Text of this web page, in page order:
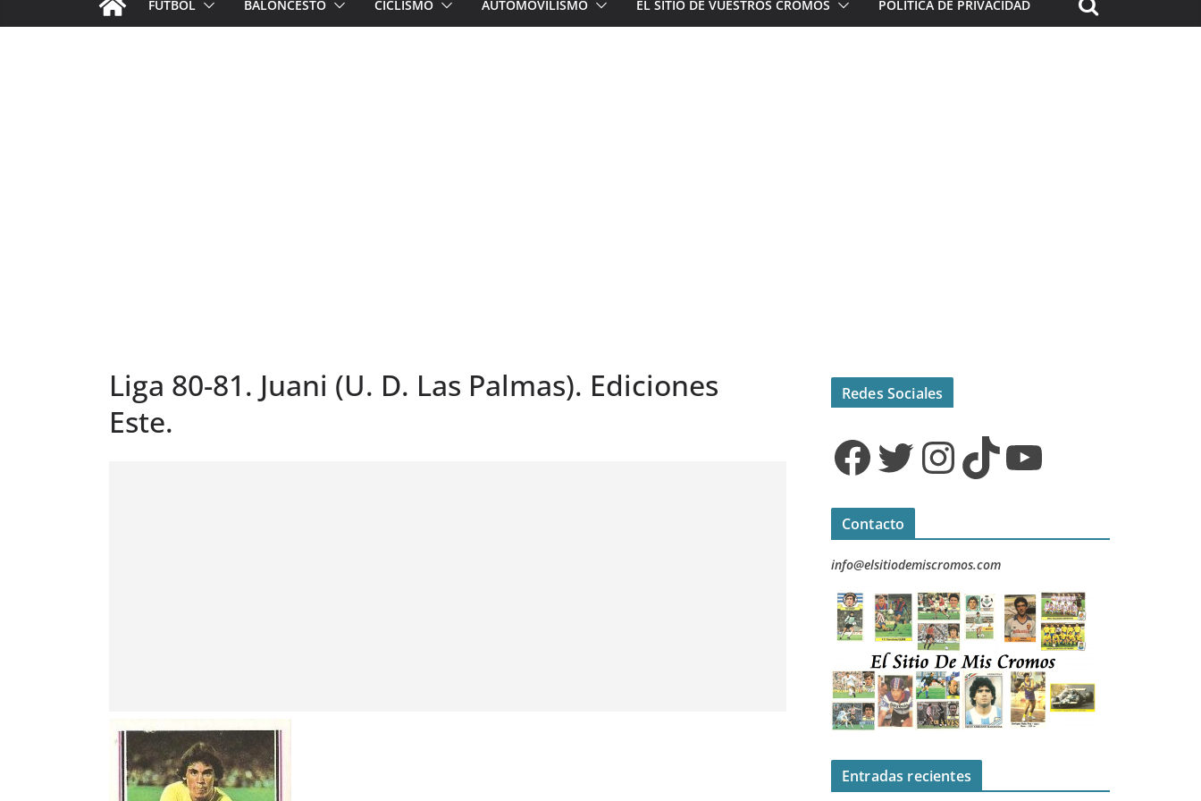
FÚTBOL BALONCESTO CICLISMO AUTOMOVILISMO EL SITIO DE VUESTROS CROMOS POLÍTICA DE PRIVACIDAD
Liga 80-81. Juani (U. D. Las Palmas). Ediciones
Este.
Redes Sociales
Facebook Twitter InstagramTikTok YouTube
Contacto
info@elsitiodemiscromos.com
Entradas recientes